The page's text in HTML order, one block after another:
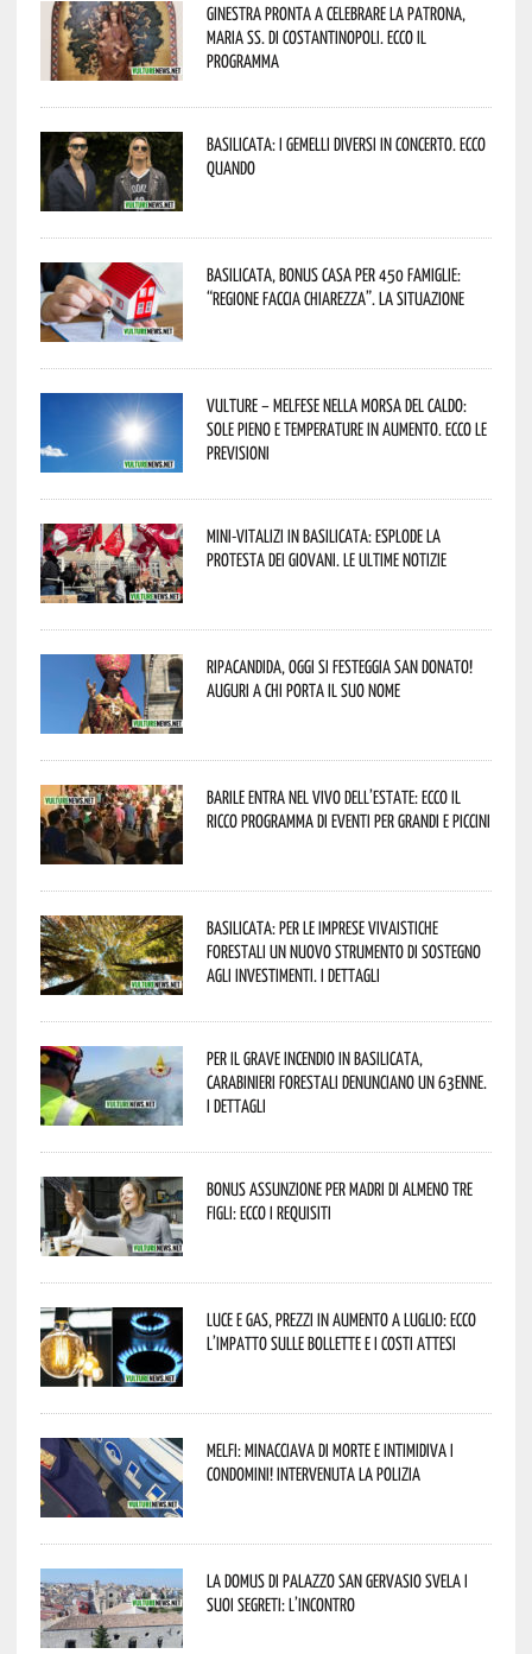
Ginestra pronta a celebrare la Patrona,
Maria SS. di Costantinopoli. Ecco il
programma
Basilicata: i Gemelli DiVersi in concerto. Ecco
quando
Basilicata, Bonus casa per 450 famiglie:
“Regione faccia chiarezza”. La situazione
Vulture – melfese nella morsa del caldo:
sole pieno e temperature in aumento. Ecco le
previsioni
Mini-vitalizi in Basilicata: esplode la
protesta dei giovani. Le ultime notizie
Ripacandida, oggi si festeggia San Donato!
Auguri a chi porta il suo nome
Barile entra nel vivo dell’estate: ecco il
ricco programma di eventi per grandi e piccini
Basilicata: per le imprese vivaistiche
forestali un nuovo strumento di sostegno
agli investimenti. I dettagli
Per il grave incendio in Basilicata,
Carabinieri forestali denunciano un 63enne.
I dettagli
Bonus assunzione per madri di almeno tre
figli: ecco i requisiti
Luce e gas, prezzi in aumento a luglio: ecco
l’impatto sulle bollette e i costi attesi
Melfi: minacciava di morte e intimidiva i
condomini! Intervenuta la Polizia
La Domus di Palazzo San Gervasio svela i
suoi segreti: l’incontro